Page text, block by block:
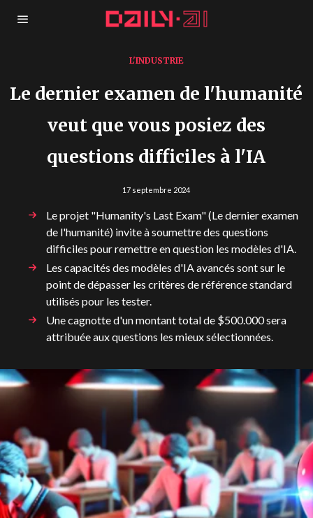
L'INDUSTRIE
Le dernier examen de l'humanité
veut que vous posiez des
questions difficiles à l'IA
17 septembre 2024
Le projet "Humanity's Last Exam" (Le dernier examen
de l'humanité) invite à soumettre des questions
difficiles pour remettre en question les modèles d'IA.
Les capacités des modèles d'IA avancés sont sur le
point de dépasser les critères de référence standard
utilisés pour les tester.
Une cagnotte d'un montant total de $500.000 sera
attribuée aux questions les mieux sélectionnées.